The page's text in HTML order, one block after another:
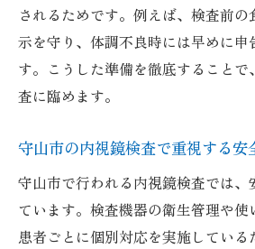
されるためです。例えば、検査前
示を守り、体調不良時には早めに申
す。こうした準備を徹底すること
査に臨めます。
守山市の内視鏡検査で重視する安
守山市で行われる内視鏡検査では、
ています。検査機器の衛生管理や使
患者ごとに個別対応を実施してい